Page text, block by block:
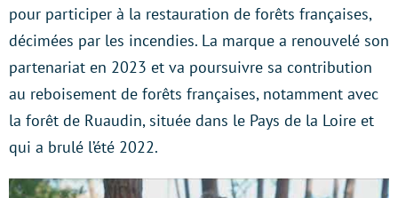
pour participer à la restauration de forêts françaises,
décimées par les incendies. La marque a renouvelé son
partenariat en 2023 et va poursuivre sa contribution
au reboisement de forêts françaises, notamment avec
la forêt de Ruaudin, située dans le Pays de la Loire et
qui a brulé l’été 2022.